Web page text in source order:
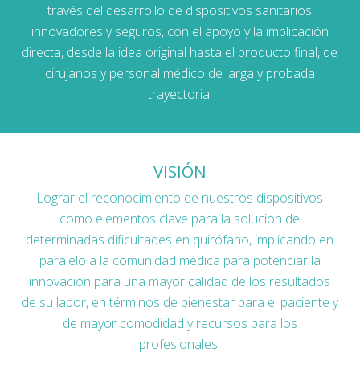
través del desarrollo de dispositivos sanitarios
innovadores y seguros, con el apoyo y la implicación
directa, desde la idea original hasta el producto final, de
cirujanos y personal médico de larga y probada
trayectoria.
VISIÓN
Lograr el reconocimiento de nuestros dispositivos
como elementos clave para la solución de
determinadas dificultades en quirófano, implicando en
paralelo a la comunidad médica para potenciar la
innovación para una mayor calidad de los resultados
de su labor, en términos de bienestar para el paciente y
de mayor comodidad y recursos para los
profesionales.